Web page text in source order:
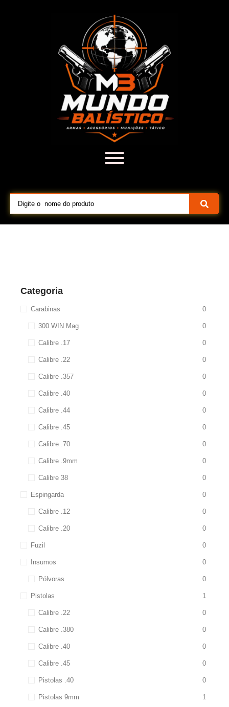
Categoria
Carabinas 0
300 WIN Mag 0
Calibre .17 0
Calibre .22 0
Calibre .357 0
Calibre .40 0
Calibre .44 0
Calibre .45 0
Calibre .70 0
Calibre .9mm 0
Calibre 38 0
Espingarda 0
Calibre .12 0
Calibre .20 0
Fuzil 0
Insumos 0
Pólvoras 0
Pistolas 1
Calibre .22 0
Calibre .380 0
Calibre .40 0
Calibre .45 0
Pistolas .40 0
Pistolas 9mm 1